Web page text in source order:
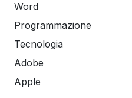
Word
Programmazione
Tecnologia
Adobe
Apple